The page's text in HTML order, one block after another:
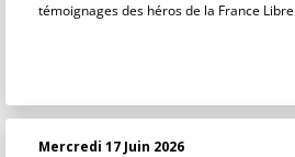
témoignages des héros de la France Libre
Mercredi 17 Juin 2026